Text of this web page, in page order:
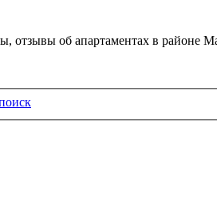
отзывы об апартаментах в районе